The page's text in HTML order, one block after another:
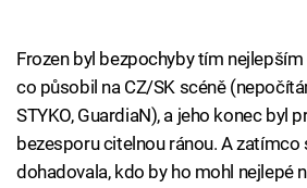
Frozen byl bezpochyby tím
co působil na CZ/SK scéně
STYKO, GuardiaN), a jeho konec byl
bezesporu citelnou ránou. A zatímco
dohadovala, kdo by ho mohl nejlepé